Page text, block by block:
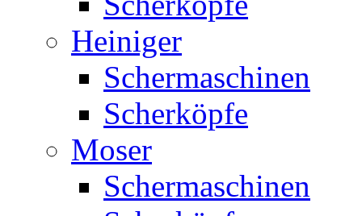
Heiniger
Schermaschinen
Scherköpfe
Moser
Schermaschinen